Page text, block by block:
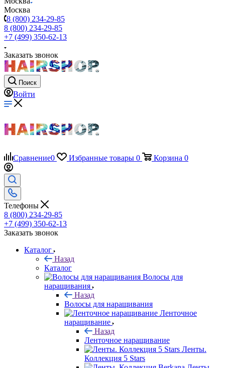
Москва
8 (800) 234-29-85
8 (800) 234-29-85
+7 (499) 350-62-13
Заказать звонок
Поиск
Войти
Сравнение0 Избранные товары 0 Корзина 0
Телефоны
8 (800) 234-29-85
+7 (499) 350-62-13
Заказать звонок
Каталог
Назад
Каталог
Волосы для
наращивания
Назад
Волосы для наращивания
Ленточное
наращивание
Назад
Ленточное наращивание
Ленты.
Коллекция 5 Stars